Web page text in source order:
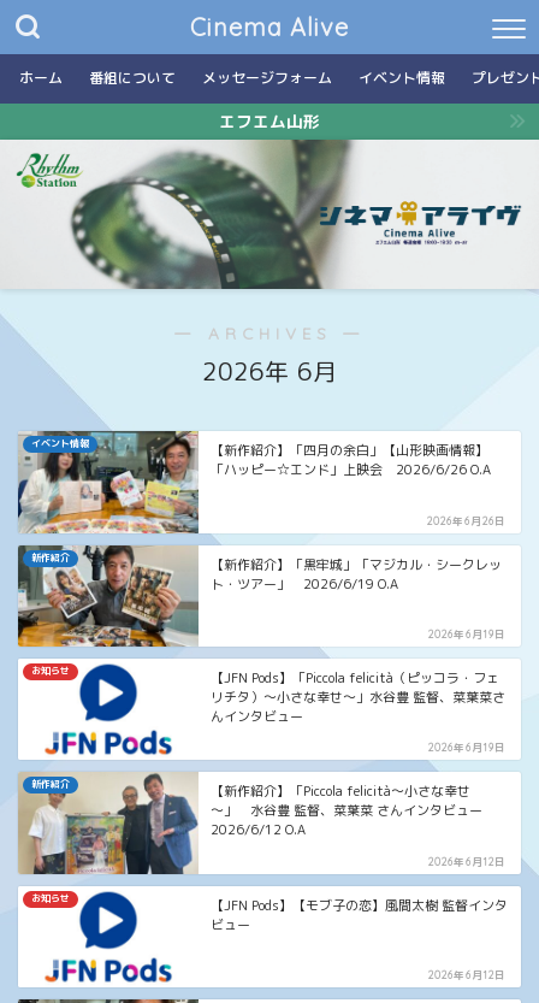
Cinema Alive
ホーム 番組について メッセージフォーム イベント情報 プレゼン
エフエム山形
― ARCHIVES ―
2026年 6月
イベント情報
【新作紹介】「四月の余白」【山形映画情報】
「ハッピー☆エンド」上映会 2026/6/26 O.A
2026年6月26日
新作紹介
【新作紹介】「黒牢城」「マジカル・シークレッ
ト・ツアー」 2026/6/19 O.A
2026年6月19日
お知らせ
【JFN Pods】「Piccola felicità（ピッコラ・フェ
リチタ）～小さな幸せ～」水谷豊 監督、菜葉菜さ
んインタビュー
2026年6月19日
新作紹介
【新作紹介】「Piccola felicità～小さな幸せ
～」 水谷豊 監督、菜葉菜 さんインタビュー
2026/6/12 O.A
2026年6月12日
お知らせ
【JFN Pods】【モブ子の恋】風間太樹 監督インタ
ビュー
2026年6月12日